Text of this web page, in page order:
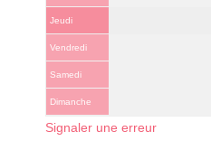
Jeudi
Vendredi
Samedi
Dimanche
Signaler une erreur